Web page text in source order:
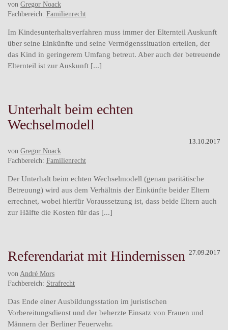
von Gregor Noack
Fachbereich: Familienrecht
Im Kindesunterhaltsverfahren muss immer der Elternteil Auskunft
über seine Einkünfte und seine Vermögenssituation erteilen, der
das Kind in geringerem Umfang betreut. Aber auch der betreuende
Elternteil ist zur Auskunft [...]
Unterhalt beim echten
Wechselmodell
13.10.2017
von Gregor Noack
Fachbereich: Familienrecht
Der Unterhalt beim echten Wechselmodell (genau paritätische
Betreuung) wird aus dem Verhältnis der Einkünfte beider Eltern
errechnet, wobei hierfür Voraussetzung ist, dass beide Eltern auch
zur Hälfte die Kosten für das [...]
Referendariat mit Hindernissen 27.09.2017
von André Mors
Fachbereich: Strafrecht
Das Ende einer Ausbildungsstation im juristischen
Vorbereitungsdienst und der beherzte Einsatz von Frauen und
Männern der Berliner Feuerwehr.